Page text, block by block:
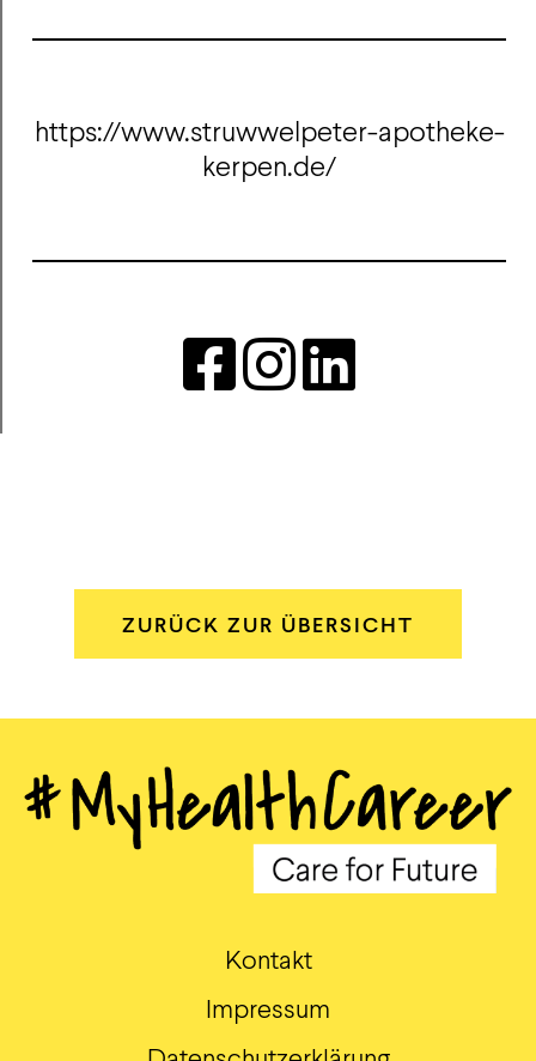
https://www.struwwelpeter-apotheke-
kerpen.de/
ZURÜCK ZUR ÜBERSICHT
Kontakt
Impressum